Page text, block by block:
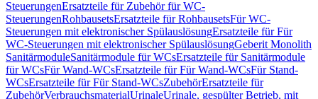
SteuerungenErsatzteile für Zubehör für WC-
SteuerungenRohbausetsErsatzteile für RohbausetsFür WC-
Steuerungen mit elektronischer SpülauslösungErsatzteile für Für
WC-Steuerungen mit elektronischer SpülauslösungGeberit Monolith
SanitärmoduleSanitärmodule für WCsErsatzteile für Sanitärmodule
für WCsFür Wand-WCsErsatzteile für Für Wand-WCsFür Stand-
WCsErsatzteile für Für Stand-WCsZubehörErsatzteile für
ZubehörVerbrauchsmaterialUrinaleUrinale, gespülter Betrieb, mit